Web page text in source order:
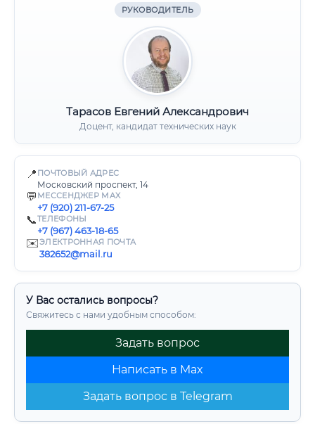
РУКОВОДИТЕЛЬ
Тарасов Евгений Александрович
Доцент, кандидат технических наук
📍 ПОЧТОВЫЙ АДРЕС
Московский проспект, 14
💬 МЕССЕНДЖЕР MAX
+7 (920) 211-67-25
📞ТЕЛЕФОНЫ
+7 (967) 463-18-65
✉️ЭЛЕКТРОННАЯ ПОЧТА
382652@mail.ru
У Вас остались вопросы?
Свяжитесь с нами удобным способом:
Задать вопрос
Написать в Max
Задать вопрос в Telegram